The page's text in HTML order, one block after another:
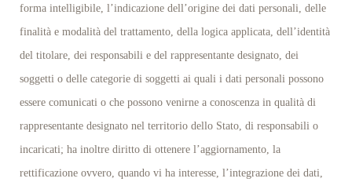
forma intelligibile, l’indicazione dell’origine dei dati personali, delle
finalità e modalità del trattamento, della logica applicata, dell’identità
del titolare, dei responsabili e del rappresentante designato, dei
soggetti o delle categorie di soggetti ai quali i dati personali possono
essere comunicati o che possono venirne a conoscenza in qualità di
rappresentante designato nel territorio dello Stato, di responsabili o
incaricati; ha inoltre diritto di ottenere l’aggiornamento, la
rettificazione ovvero, quando vi ha interesse, l’integrazione dei dati,